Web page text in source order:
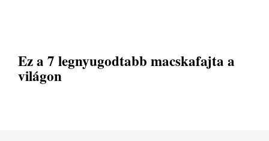
Ez a 7 legnyugodtabb macskafajta a
világon